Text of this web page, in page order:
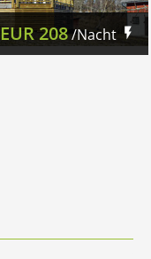
EUR208/Nacht